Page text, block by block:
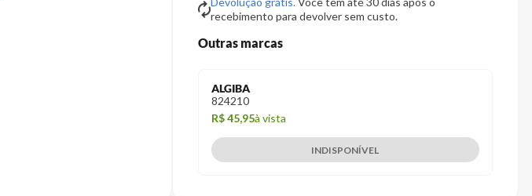
recebimento para devolver sem custo.
Outras marcas
ALGIBA
824210
R$ 45,95à vista
INDISPONÍVEL